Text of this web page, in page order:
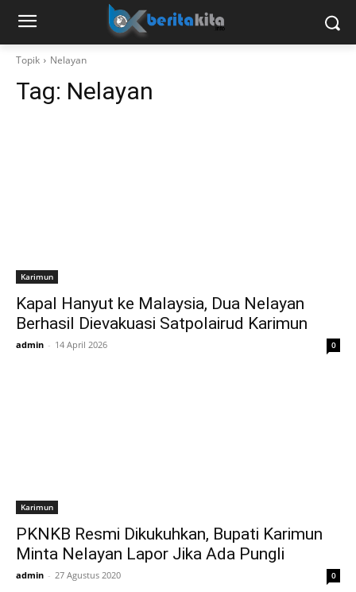
Topik Nelayan
Tag: Nelayan
Karimun
Kapal Hanyut ke Malaysia, Dua Nelayan
Berhasil Dievakuasi Satpolairud Karimun
admin - 14 April 2026 0
Karimun
PKNKB Resmi Dikukuhkan, Bupati Karimun
Minta Nelayan Lapor Jika Ada Pungli
admin - 27 Agustus 2020 0